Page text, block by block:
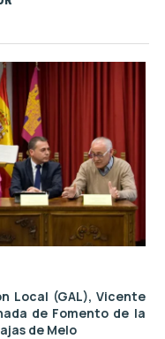
Local (GAL), Vicente
de Fomento de la
de Melo